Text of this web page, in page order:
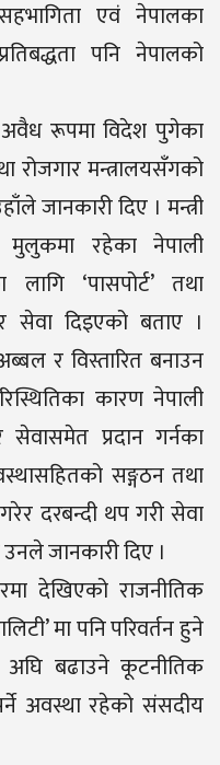
एवं नेपालका
पनि नेपालको
रूपमा विदेश पुगेका
रोजगार मन्त्रालयसँगको
जानकारी दिए । मन्त्री
रहेका नेपाली
‘पासपोर्ट’ तथा
सेवा दिइएको बताए ।
र विस्तारित बनाउन
कारण नेपाली
प्रदान गर्नका
सङ्गठन तथा
दरबन्दी थप गरी सेवा
जानकारी दिए ।
देखिएको राजनीतिक
मा पनि परिवर्तन हुने
बढाउने कूटनीतिक
अवस्था रहेको संसदीय